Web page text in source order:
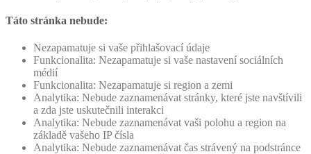
Táto stránka nebude:
Nezapamatuje si vaše přihlašovací údaje
Funkcionalita: Nezapamatuje si vaše nastavení sociálních
médií
Funkcionalita: Nezapamatuje si region a zemi
Analytika: Nebude zaznamenávat stránky, které jste navštívili
a zda jste uskutečnili interakci
Analytika: Nebude zaznamenávat vaši polohu a region na
základě vašeho IP čísla
Analytika: Nebude zaznamenávat čas strávený na podstránce